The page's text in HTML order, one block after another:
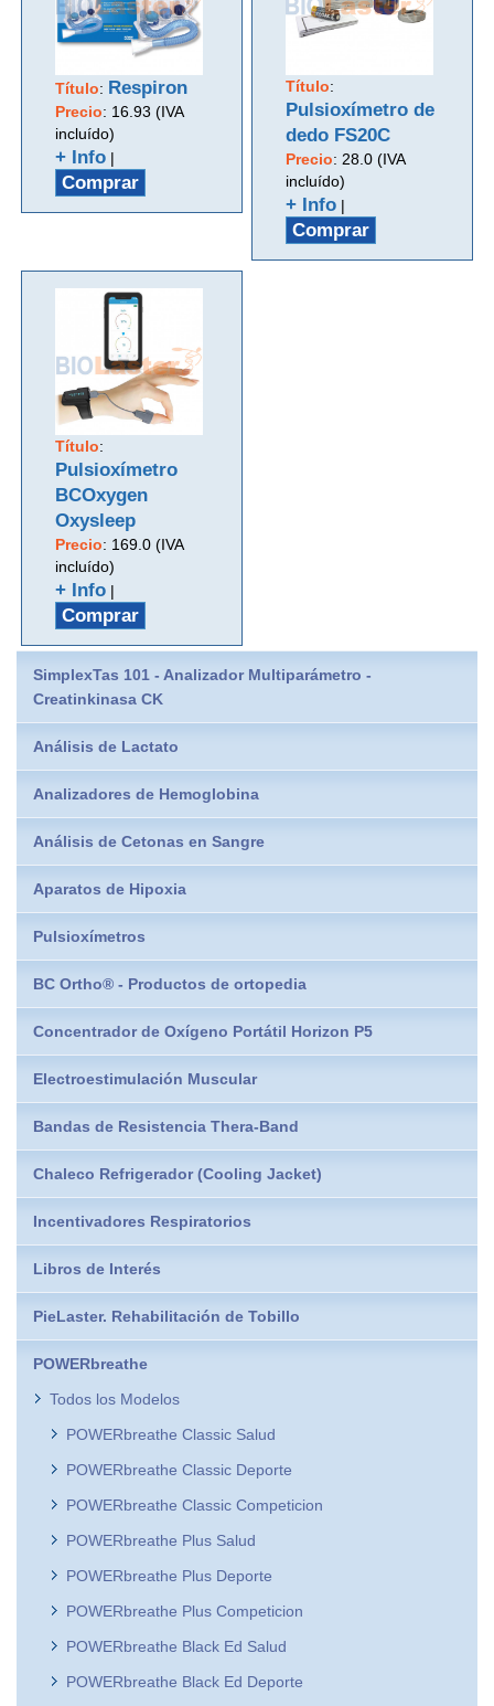
Título: Respiron
Precio: 16.93 (IVA
incluído)
+ Info |
Comprar
Título:
Pulsioxímetro de
dedo FS20C
Precio: 28.0 (IVA
incluído)
+ Info |
Comprar
Título:
Pulsioxímetro
BCOxygen
Oxysleep
Precio: 169.0 (IVA
incluído)
+ Info |
Comprar
SimplexTas 101 - Analizador Multiparámetro -
Creatinkinasa CK
Análisis de Lactato
Analizadores de Hemoglobina
Análisis de Cetonas en Sangre
Aparatos de Hipoxia
Pulsioxímetros
BC Ortho® - Productos de ortopedia
Concentrador de Oxígeno Portátil Horizon P5
Electroestimulación Muscular
Bandas de Resistencia Thera-Band
Chaleco Refrigerador (Cooling Jacket)
Incentivadores Respiratorios
Libros de Interés
PieLaster. Rehabilitación de Tobillo
POWERbreathe
Todos los Modelos
POWERbreathe Classic Salud
POWERbreathe Classic Deporte
POWERbreathe Classic Competicion
POWERbreathe Plus Salud
POWERbreathe Plus Deporte
POWERbreathe Plus Competicion
POWERbreathe Black Ed Salud
POWERbreathe Black Ed Deporte